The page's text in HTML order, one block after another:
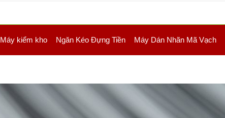
Máy kiểm kho Ngăn Kéo Đựng Tiền Máy Dán Nhãn Mã Vạch